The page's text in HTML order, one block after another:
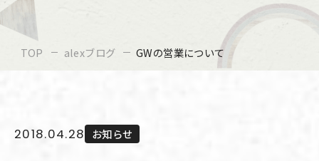
TOP alexブログ GWの営業について
2018.04.28 お知らせ